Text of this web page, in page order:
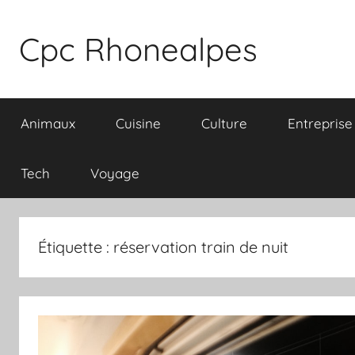
contenu
Cpc Rhonealpes
Animaux Cuisine Culture Entreprise
Tech Voyage
Étiquette : réservation train de nuit